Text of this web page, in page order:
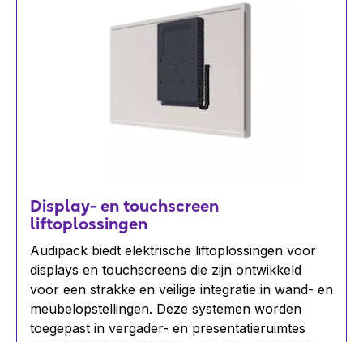
Display- en touchscreen
liftoplossingen
Audipack biedt elektrische liftoplossingen voor
displays en touchscreens die zijn ontwikkeld
voor een strakke en veilige integratie in wand- en
meubelopstellingen. Deze systemen worden
toegepast in vergader- en presentatieruimtes